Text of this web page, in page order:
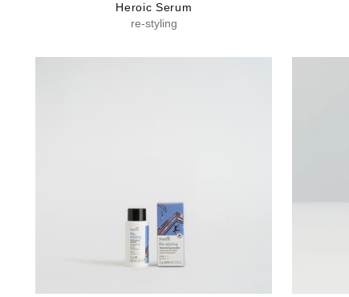
Heroic Serum
re-styling